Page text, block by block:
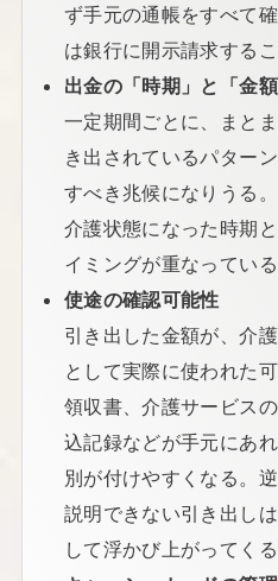
ず手元の通帳をすべて
は銀行に開示請求する
出金の「時期」と「金
一定期間ごとに、まと
き出されているパター
すべき兆候になりうる
介護状態になった時期
イミングが重なってい
使途の確認可能性
引き出した金額が、介
として実際に使われた
領収書、介護サービス
込記録などが手元にあ
別が付けやすくなる。
説明できない引き出し
して浮かび上がってくる